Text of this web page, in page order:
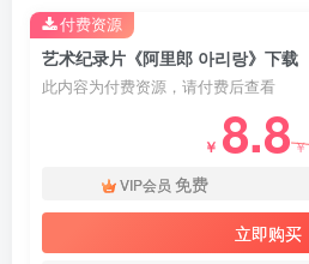
艺术纪录片《阿里郎 아리랑》下载
此内容为付费资源，请付费后查看
￥ 8.8￥
VIP会员 免费
立即购买
付费资源